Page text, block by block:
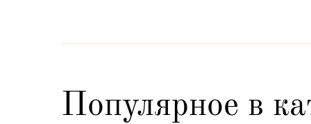
Популярное в